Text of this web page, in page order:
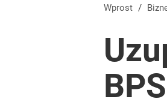
System kaucyjny znów
Kiedy decyzja ws.
Wprost /